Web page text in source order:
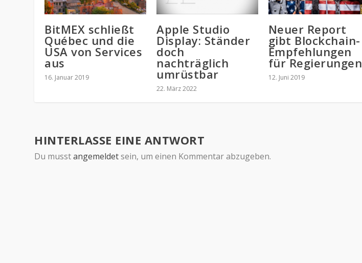
BitMEX schließt
Québec und die
USA von Services
aus
16. Januar 2019
Apple Studio
Display: Ständer
doch
nachträglich
umrüstbar
22. März 2022
Neuer Report
gibt Blockchain-
Empfehlungen
für Regierungen
12. Juni 2019
HINTERLASSE EINE ANTWORT
Du musstangemeldetsein, um einen Kommentar abzugeben.